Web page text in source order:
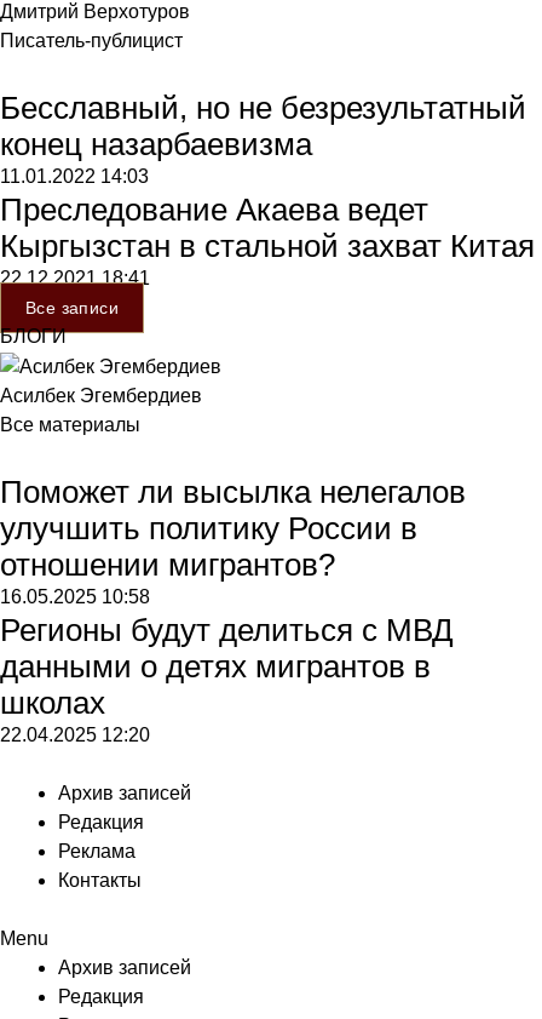
Дмитрий Верхотуров
Писатель-публицист
Бесславный, но не безрезультатный
конец назарбаевизма
11.01.2022 14:03
Преследование Акаева ведет
Кыргызстан в стальной захват Китая
22.12.202118:41
Все записи
БЛОГИ
Асилбек Эгембердиев
Все материалы
Поможет ли высылка нелегалов
улучшить политику России в
отношении мигрантов?
16.05.2025 10:58
Регионы будут делиться с МВД
данными о детях мигрантов в
школах
22.04.2025 12:20
Архив записей
Редакция
Реклама
Контакты
Menu
Архив записей
Редакция